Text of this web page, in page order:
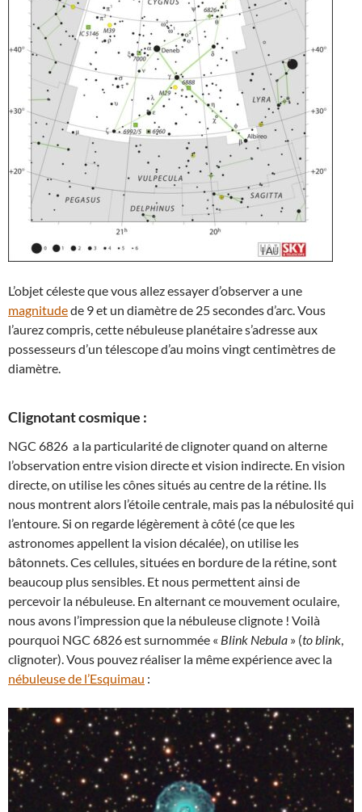
L’objet céleste que vous allez essayer d’observer a une
magnitudede 9 et un diamètre de 25 secondes d’arc. Vous
l’aurez compris, cette nébuleuse planétaire s’adresse aux
possesseurs d’un télescope d’au moins vingt centimètres de
diamètre.
Clignotant cosmique :
NGC 6826 a la particularité de clignoter quand on alterne
l’observation entre vision directe et vision indirecte. En vision
directe, on utilise les cônes situés au centre de la rétine. Ils
nous montrent alors l’étoile centrale, mais pas la nébulosité qui
l’entoure. Si on regarde légèrement à côté (ce que les
astronomes appellent la vision décalée), on utilise les
bâtonnets. Ces cellules, situées en bordure de la rétine, sont
beaucoup plus sensibles. Et nous permettent ainsi de
percevoir la nébuleuse. En alternant ce mouvement oculaire,
nous avons l’impression que la nébuleuse clignote ! Voilà
pourquoi NGC 6826 est surnommée « Blink Nebula » (to blink,
clignoter). Vous pouvez réaliser la même expérience avec la
nébuleuse de l’Esquimau :